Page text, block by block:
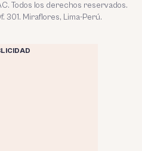
Todos los derechos reservados.
301. Miraflores, Lima-Perú.